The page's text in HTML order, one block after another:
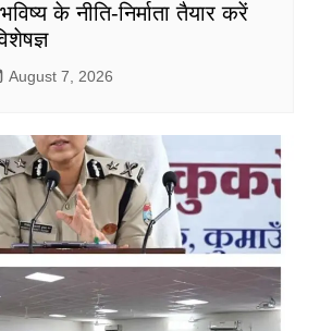
के नीति-निर्माता तैयार करें
August 7, 2026